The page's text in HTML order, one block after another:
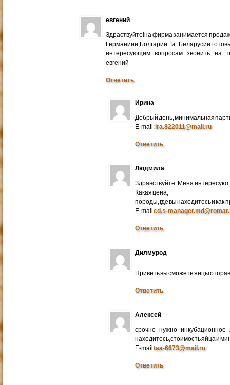
евгений
Здраствуйте!на фирма занимается
Германиии,Болгарии и
интересующим вопросам звонить на
евгений
Ответить
Ирина
Добрый день, минимальная
E-mail:ira.822011@mail.ru
Ответить
Людмила
Здравствуйте. Меня
Какая цена,
породы, где вы находитесь и как
E-mailcd.s-
Ответить
Дилмурод
Приветь вы сможете яицы
Ответить
Алексей
срочно нужно
находитесь,стоимость яйца и
E-mailtaa-6673@mail.ru
Ответить